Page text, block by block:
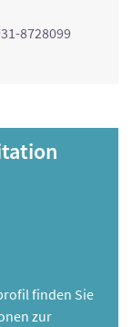
8728099
finden Sie
zur